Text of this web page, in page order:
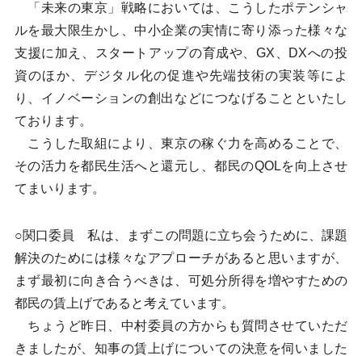
「未来の東京」戦略においては、こうしたポテンシャ
ルを最大限生かし、中小企業の実情に寄り添った様々な
支援に加え、スタートアップの育成や、GX、DXへの投
資のほか、デジタル化の促進や先端技術の実装等によ
り、イノベーションの創出などにつなげることといたし
ております。
こうした取組により、東京の稼ぐ力を高めることで、
その活力を都民生活へと還元し、都民のQOLを向上させ
てまいります。
○関口委員 私は、まずこの問題に立ち会うために、課題
解決のためには様々なアプローチがあると思いますが、
まず最初に向き合うべきは、可処分所得を増やすための
都民の賃上げであると考えています。
ちょうど昨日、中村委員の方からも質問させていただ
きましたが、知事の賃上げについての決意を伺いました